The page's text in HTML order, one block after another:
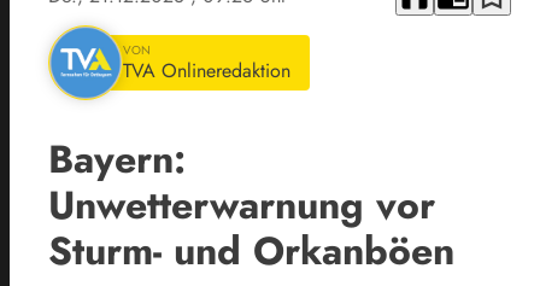
VON
TVA Onlineredaktion
Bayern:
Unwetterwarnung vor
Sturm- und Orkanböen